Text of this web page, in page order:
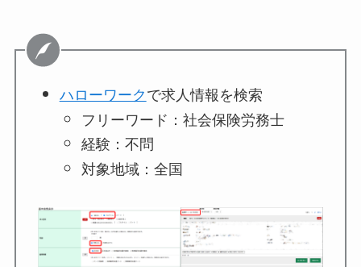
ハローワークで求人情報を検索
フリーワード：社会保険労務士
経験：不問
対象地域：全国